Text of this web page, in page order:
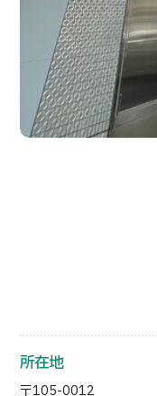
日本語 ENGLISH
所在地
〒105-0012